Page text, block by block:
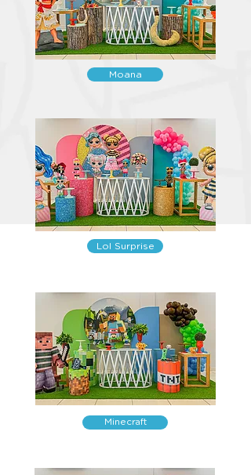
Moana
Lol Surprise
Minecraft